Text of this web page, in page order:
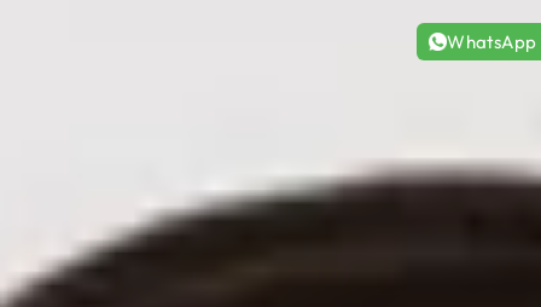
WhatsApp